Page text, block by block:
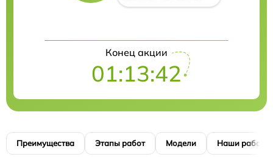
Конец акции
01:13:41
Преимущества Этапы работ Модели Наши работы